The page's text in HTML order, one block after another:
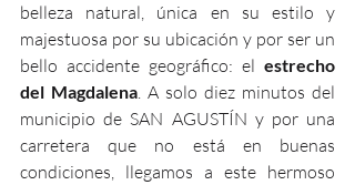
belleza natural, única en su estilo y
majestuosa por su ubicación y por ser un
bello accidente geográfico: el estrecho
del Magdalena. A solo diez minutos del
municipio de SAN AGUSTÍN y por una
carretera que no está en buenas
condiciones, llegamos a este hermoso